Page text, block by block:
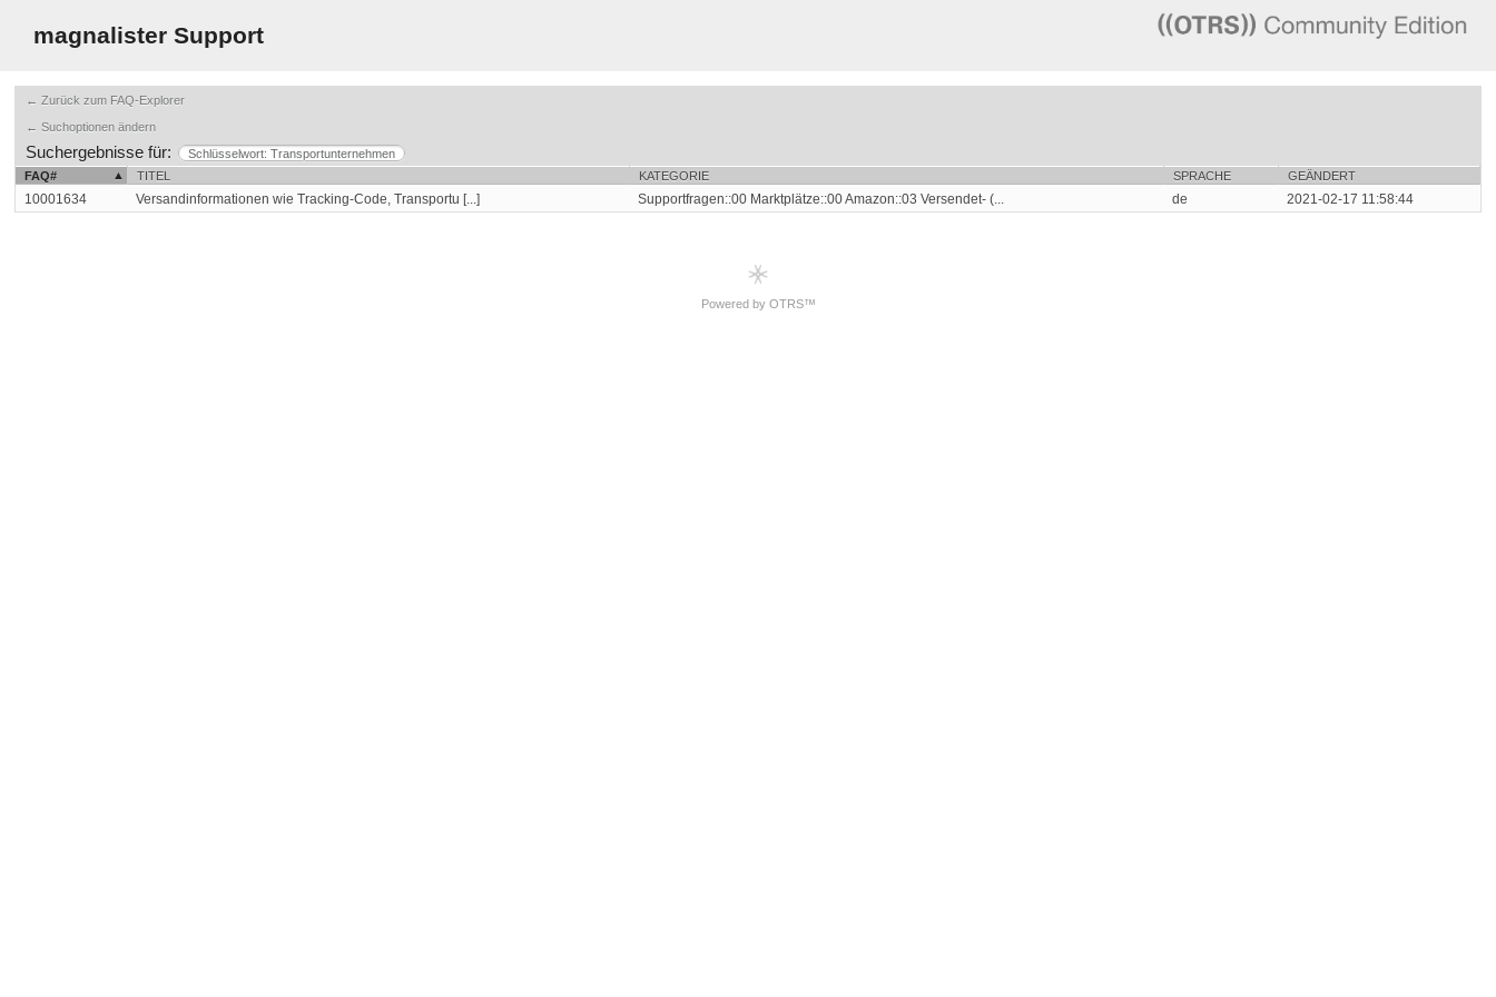
magnalister Support
← Zurück zum FAQ-Explorer
← Suchoptionen ändern
Suchergebnisse für:
Schlüsselwort: Transportunternehmen
FAQ#
TITEL KATEGORIE SPRACHE GEÄNDERT
10001634 Versandinformationen wie Tracking-Code, Transportu [...] Supportfragen::00 Marktplätze::00 Amazon::03 Versendet- (... de 2021-02-17 11:58:44
Powered by OTRS™